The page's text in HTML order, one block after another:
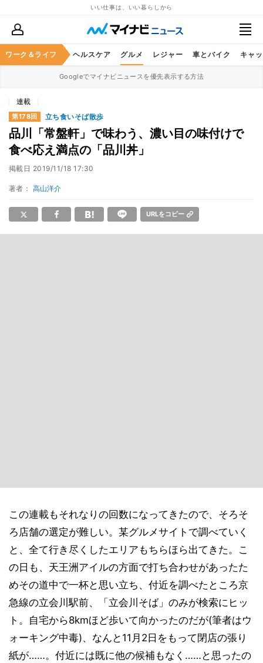
いい仕事は、いい暮らしから
ワーク＆ライフ
マネー 暮らし ヘルスケア グルメ レジャー 車とバイク キャ
Googleでマイナビニュースを優先表示する方法
連載
第178回 立ち食いそば散歩
品川「常盤軒」で味わう、濃い目の味付けで
食べ応え満点の「品川丼」
掲載日 2019/11/18 17:30
著者： 高山洋介
URLをコピー
この連載もそれなりの回数になってきたので、そろそ
ろ店舗の選定が難しい。某グルメサイトで調べていく
と、全て行き尽くしたエリアもちらほら出てきた。こ
の日も、天王洲アイルの方面で打ち合わせがあったた
めその道中で一杯と思い立ち、付近を調べたところ京
急線の立会川駅前、「立会川そば」のみが検索にヒッ
ト。自宅から8kmほど歩いて向かったのだが(筆者はウ
ォーキング中毒)、なんと11月2日をもって閉店の張り
紙が……。付近には既に他の候補もなく……と思ったの